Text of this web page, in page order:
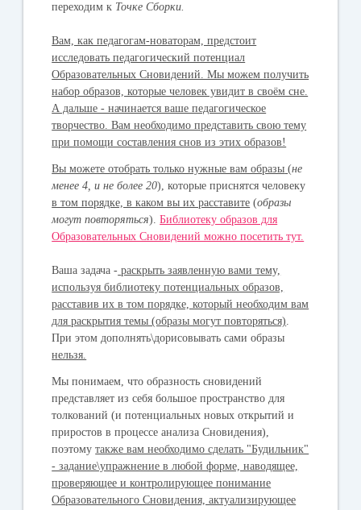
переходим к Точке Сборки.
Вам, как педагогам-новаторам, предстоит
исследовать педагогический потенциал
Образовательных Сновидений. Мы можем получить
набор образов, которые человек увидит в своём сне.
А дальше - начинается ваше педагогическое
творчество. Вам необходимо представить свою тему
при помощи составления снов из этих образов!
Вы можете отобрать только нужные вам образы (не
менее4, и не более20), которые приснятся человеку
в том порядке, в каком вы их расставите (образы
могут повторяться).Библиотеку образов для
Образовательных Сновидений можно посетить тут.
Ваша задача - раскрыть заявленную вами тему,
используя библиотеку потенциальных образов,
расставив их в том порядке, который необходим вам
для раскрытия темы (образы могут повторяться).
При этом дополнять\дорисовывать сами образы
нельзя.
Мы понимаем, что образность сновидений
представляет из себя большое пространство для
толкований (и потенциальных новых открытий и
приростов в процессе анализа Сновидения),
поэтомутакже вам необходимо сделать "Будильник"
- задание\упражнение в любой форме, наводящее,
проверяющее и контролирующее понимание
Образовательного Сновидения, актуализирующее